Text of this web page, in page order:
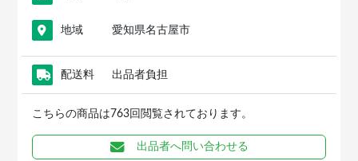
地域 愛知県名古屋市
配送料 出品者負担
こちらの商品は763回閲覧されております。
出品者へ問い合わせる